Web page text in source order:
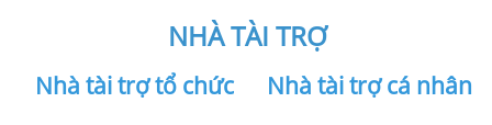
NHÀ TÀI TRỢ
Nhà tài trợ tổ chức Nhà tài trợ cá nhân